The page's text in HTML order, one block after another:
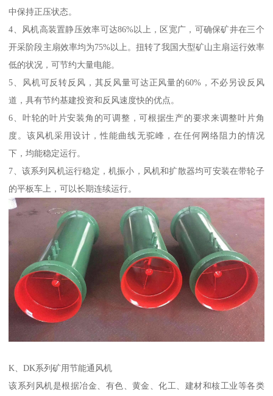
中保持正压状态。
4、风机高装置静压效率可达86%以上，区宽广，可确保矿井在三个
开采阶段主扇效率均为75%以上。扭转了我国大型矿山主扇运行效率
低的状况，可节约大量电能。
5、风机可反转反风，其反风量可达正风量的60%，不必另设反风
道，具有节约基建投资和反风速度快的优点。
6、叶轮的叶片安装角的可调整，可根据生产的要求来调整叶片角
度。该风机采用设计，性能曲线无驼峰，在任何网络阻力的情况
下，均能稳定运行。
7、该系列风机运行稳定，机振小，风机和扩散器均可安装在带轮子
的平板车上，可以长期连续运行。
K、DK系列矿用节能通风机
该系列风机是根据冶金、有色、黄金、化工、建材和核工业等各类